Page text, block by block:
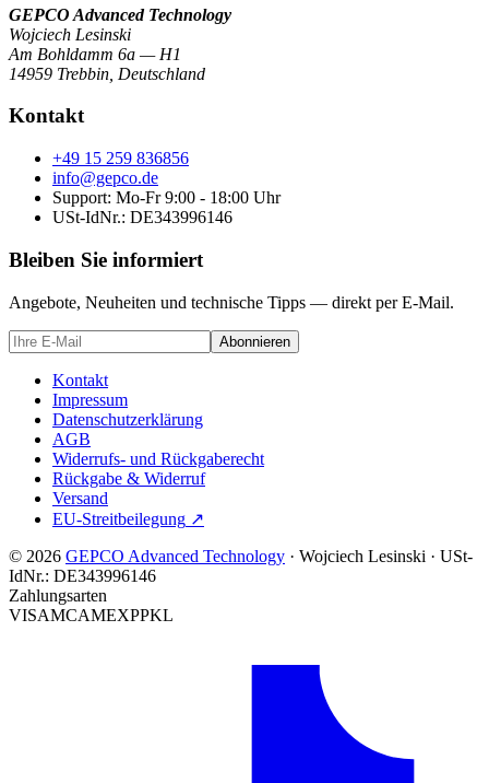
GEPCO Advanced Technology
Wojciech Lesinski
Am Bohldamm 6a — H1
14959 Trebbin Deutschland
Kontakt
+49 15 259 836856
info@gepco.de
Support: Mo-Fr 9:00 - 18:00 Uhr
USt-IdNr.: DE343996146
Bleiben Sie informiert
Angebote, Neuheiten und technische Tipps — direkt per E-Mail.
Abonnieren
Kontakt
Impressum
Datenschutzerklärung
AGB
Widerrufs- und Rückgaberecht
Rückgabe & Widerruf
Versand
EU-Streitbeilegung ↗
© 2026 GEPCO Advanced Technology · Wojciech Lesinski · USt-
IdNr.: DE343996146
Zahlungsarten
VISAMCAMEXPPKL